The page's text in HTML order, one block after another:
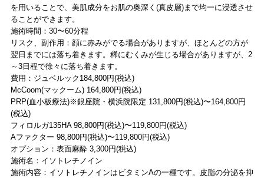
を用いることで、美肌成分をお肌の奥深く(真皮層)まで均一に浸透させ
ることができます。
施術時間：30〜60分程
リスク、副作用：顔に赤みがでる場合がありますが、ほとんどの方が
翌日までには落ち着きます。稀にむくみが生じる場合がありますが、2
～3日程で徐々に落ち着きます。
費用：ジュベルック184,800円(税込)
McCoom(マックーム) 164,800円(税込)
PRP(血小板療法)※銀座院・横浜院限定 131,800円(税込)〜164,800円
(税込)
フィロルガ135HA 98,800円(税込)〜119,800円(税込)
Aファクター 98,800円(税込)〜119,800円(税込)
オプション：表面麻酔 3,300円(税込)
施術名：イソトレチノイン
施術内容：イソトレチノインはビタミンAの一種です。皮脂の分泌を抑